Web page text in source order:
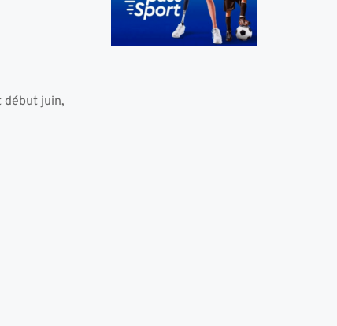
début juin,